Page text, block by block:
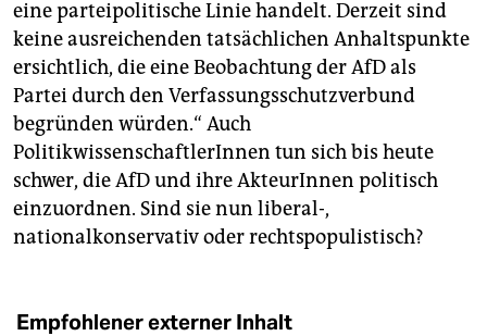
eine parteipolitische Linie handelt. Derzeit sind
keine ausreichenden tatsächlichen Anhaltspunkte
ersichtlich, die eine Beobachtung der AfD als
Partei durch den Verfassungsschutzverbund
begründen würden.“ Auch
PolitikwissenschaftlerInnen tun sich bis heute
schwer, die AfD und ihre AkteurInnen politisch
einzuordnen. Sind sie nun liberal-,
nationalkonservativ oder rechtspopulistisch?
Empfohlener externer Inhalt